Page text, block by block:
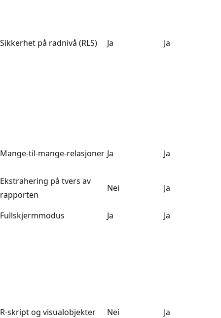
Sikkerhet på radnivå (RLS) Ja Ja
Mange-til-mange-relasjoner Ja Ja
Ekstrahering på tvers av
rapporten
Nei Ja
Fullskjermmodus Ja Ja
R-skript og visualobjekter Nei Ja